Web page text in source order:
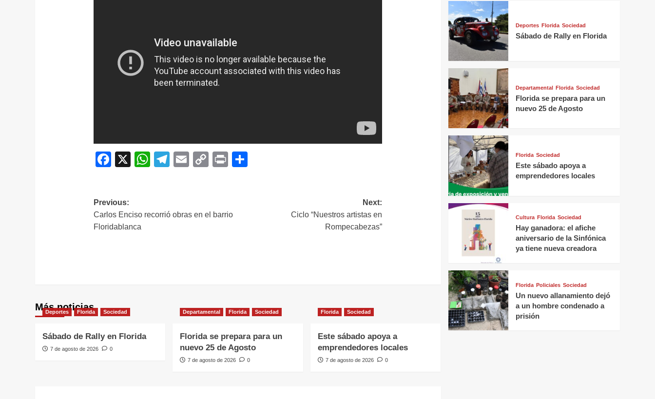
Facebook
X WhatsApp
Telegram
EmailCopyPrint
Navegación
de
Previous:
Carlos Enciso recorrió obras en el barrio
Floridablanca
Next:
Ciclo “Nuestros artistas en
Rompecabezas”
Más noticias
Deportes Florida Sociedad
Sábado de Rally en Florida
7 de agosto de 2026 0
Departamental Florida Sociedad
Florida se prepara para un
nuevo 25 de Agosto
7 de agosto de 2026 0
Florida Sociedad
Este sábado apoya a
emprendedores locales
7 de agosto de 2026 0
Deportes Florida Sociedad
Sábado de Rally en Florida
Departamental Florida Sociedad
Florida se prepara para un
nuevo 25 de Agosto
Florida Sociedad
Este sábado apoya a
emprendedores locales
Cultura Florida Sociedad
Hay ganadora: el afiche
aniversario de la Sinfónica
ya tiene nueva creadora
Florida Policiales Sociedad
Un nuevo allanamiento dejó
a un hombre condenado a
prisión